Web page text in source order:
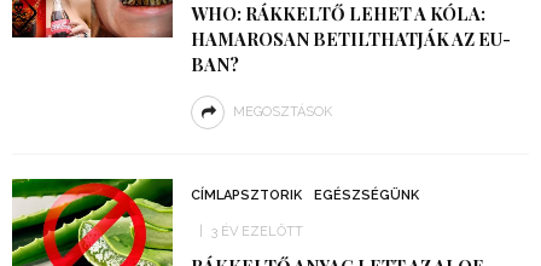
WHO: RÁKKELTŐ LEHET A KÓLA:
HAMAROSAN BETILTHATJÁK AZ EU-
BAN?
MEGOSZTÁSOK
CÍMLAPSZTORIK EGÉSZSÉGÜNK
3 ÉV EZELŐTT